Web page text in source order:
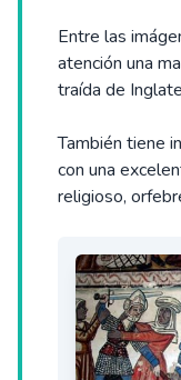
Entre las
atención una
traída de
También tiene
con una
religioso,